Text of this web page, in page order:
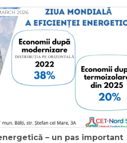
– un pas important
2026